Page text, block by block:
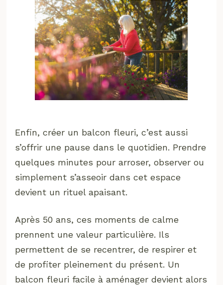
Enfin, créer un balcon fleuri, c’est aussi
s’offrir une pause dans le quotidien. Prendre
quelques minutes pour arroser, observer ou
simplement s’asseoir dans cet espace
devient un rituel apaisant.
Après 50 ans, ces moments de calme
prennent une valeur particulière. Ils
permettent de se recentrer, de respirer et
de profiter pleinement du présent. Un
balcon fleuri facile à aménager devient alors